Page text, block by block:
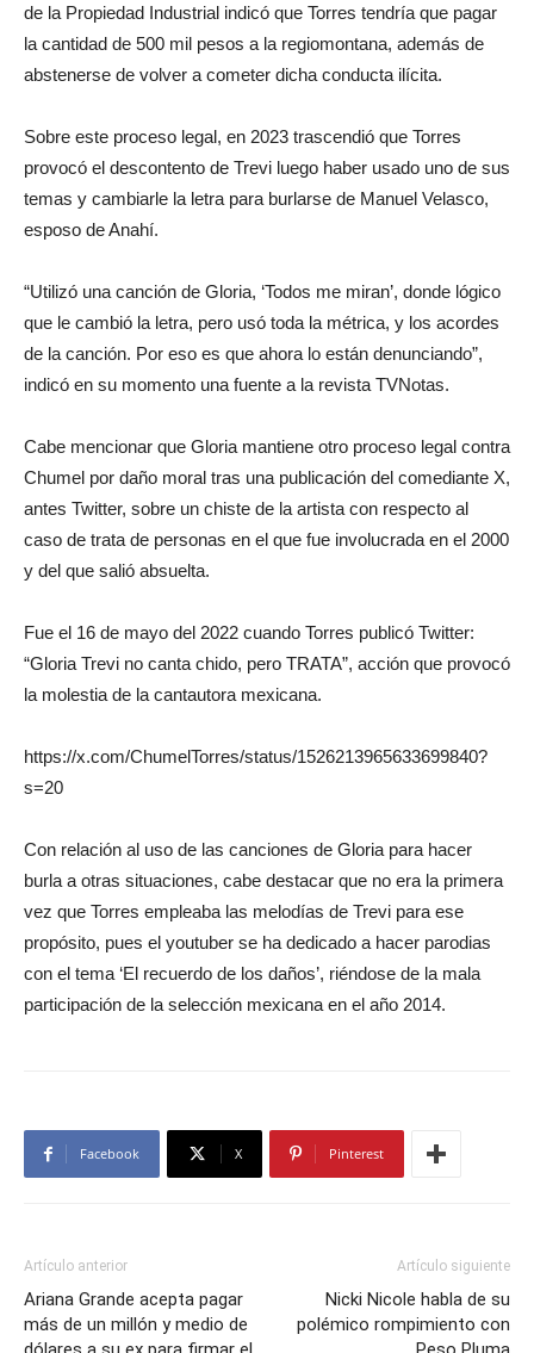
de la Propiedad Industrial indicó que Torres tendría que pagar
la cantidad de 500 mil pesos a la regiomontana, además de
abstenerse de volver a cometer dicha conducta ilícita.
Sobre este proceso legal, en 2023 trascendió que Torres
provocó el descontento de Trevi luego haber usado uno de sus
temas y cambiarle la letra para burlarse de Manuel Velasco,
esposo de Anahí.
“Utilizó una canción de Gloria, ‘Todos me miran’, donde lógico
que le cambió la letra, pero usó toda la métrica, y los acordes
de la canción. Por eso es que ahora lo están denunciando”,
indicó en su momento una fuente a la revista TVNotas.
Cabe mencionar que Gloria mantiene otro proceso legal contra
Chumel por daño moral tras una publicación del comediante X,
antes Twitter, sobre un chiste de la artista con respecto al
caso de trata de personas en el que fue involucrada en el 2000
y del que salió absuelta.
Fue el 16 de mayo del 2022 cuando Torres publicó Twitter:
“Gloria Trevi no canta chido, pero TRATA”, acción que provocó
la molestia de la cantautora mexicana.
https://x.com/ChumelTorres/status/1526213965633699840?
s=20
Con relación al uso de las canciones de Gloria para hacer
burla a otras situaciones, cabe destacar que no era la primera
vez que Torres empleaba las melodías de Trevi para ese
propósito, pues el youtuber se ha dedicado a hacer parodias
con el tema ‘El recuerdo de los daños’, riéndose de la mala
participación de la selección mexicana en el año 2014.
Facebook X Pinterest
Artículo anterior
Ariana Grande acepta pagar
más de un millón y medio de
Artículo siguiente
Nicki Nicole habla de su
polémico rompimiento con